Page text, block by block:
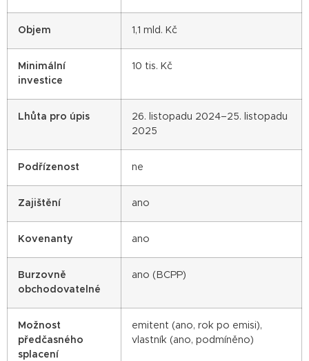
Objem 1,1 mld. Kč
Minimální
investice
10 tis. Kč
Lhůta pro úpis
26. listopadu 2024–25. listopadu
2025
Podřízenost ne
Zajištění ano
Kovenanty ano
Burzovně
obchodovatelné
ano (BCPP)
Možnost
předčasného
splacení
emitent (ano, rok po emisi),
vlastník (ano, podmíněno)